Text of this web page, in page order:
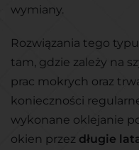
wymiany.
Rozwiązania tego
tam, gdzie zależy na
prac mokrych oraz
konieczności
wykonane oklejanie
okien przez długie